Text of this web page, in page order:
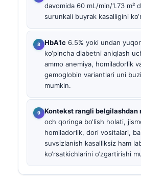
davomida 60 mL/min/1.73 m²
surunkali buyrak kasalligini
HbA1c 6.5% yoki undan
ko‘pincha diabetni aniqlash
ammo anemiya, homiladorlik
gemoglobin variantlari uni
mumkin.
Kontekst rangli belgilashdan
och qoringa bo‘lish holati,
homiladorlik, dori vositalari,
suvsizlanish kasalliksiz ham
ko‘rsatkichlarini o‘zgartirishi